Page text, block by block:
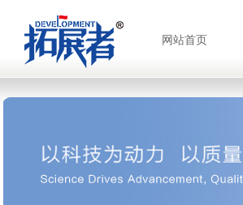
网站首页